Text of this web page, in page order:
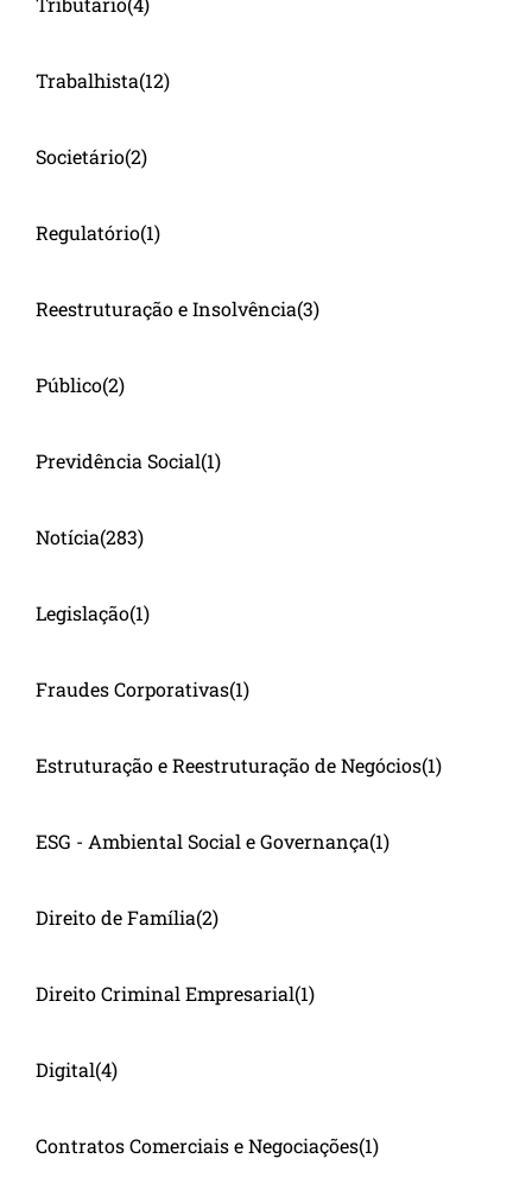
Trabalhista(12)
Societário(2)
Regulatório(1)
Reestruturação e Insolvência(3)
Público(2)
Previdência Social(1)
Notícia(283)
Legislação(1)
Fraudes Corporativas(1)
Estruturação e Reestruturação de Negócios(1)
ESG - Ambiental Social e Governança(1)
Direito de Família(2)
Direito Criminal Empresarial(1)
Digital(4)
Contratos Comerciais e Negociações(1)